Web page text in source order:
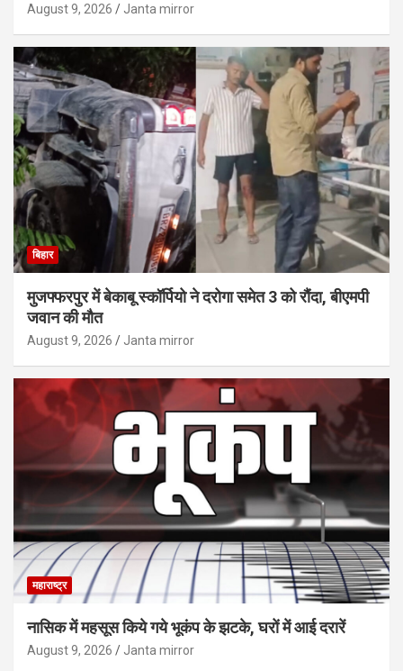
August 9, 2026 Janta mirror
बिहार
मुजफ्फरपुर में बेकाबू स्कॉर्पियो ने दरोगा समेत 3 को रौंदा, बीएमपी
जवान की मौत
August 9, 2026 Janta mirror
महाराष्ट्र
नासिक में महसूस किये गये भूकंप के झटके, घरों में आई दरारें
August 9, 2026 Janta mirror